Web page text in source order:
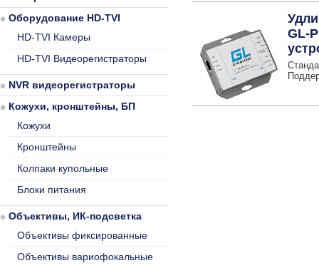
GL-
Оборудование HD-TVI
HD-TVI Камеры
HD-TVI Видеорегистраторы
NVR видеорегистраторы
Кожухи, кронштейны, БП
Кожухи
Кронштейны
Колпаки купольные
Блоки питания
Объективы, ИК-подсветка
Объективы фиксированные
Объективы вариофокальные